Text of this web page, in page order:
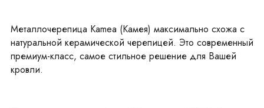
Металлочерепица Kamea (Камея) максимально схожа с
натуральной керамической черепицей. Это современный
премиум-класс, самое стильное решение для Вашей
кровли.